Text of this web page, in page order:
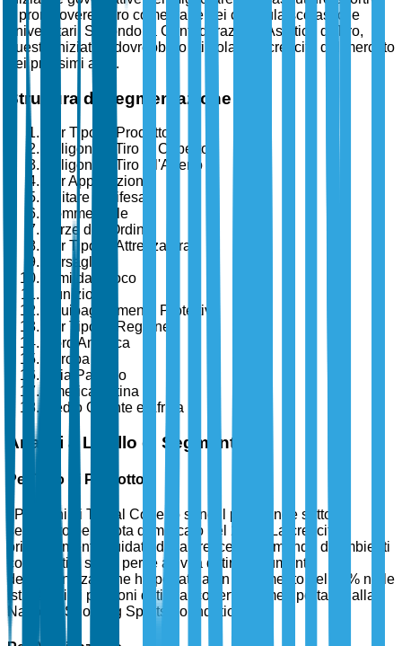
e promuovere il tiro come parte dei curricula scolastici e
universitari. Secondo la Confederazione Asiatica di Tiro,
queste iniziative dovrebbero stimolare la crescita del mercato
nei prossimi anni.
Struttura di Segmentazione
Per Tipo di Prodotto
Poligoni di Tiro al Coperto
Poligoni di Tiro all'Aperto
Per Applicazione
Militare e Difesa
Commerciale
Forze dell'Ordine
Per Tipo di Attrezzatura
Bersagli
Armi da Fuoco
Munizioni
Equipaggiamento Protettivo
Per Tipo di Regione
Nord America
Europa
Asia Pacifico
America Latina
Medio Oriente e Africa
Analisi a Livello di Segmento
Per Tipo di Prodotto
I Poligoni di Tiro al Coperto sono il più grande sotto-
segmento per quota di mercato nel 2025. La crescita è
principalmente guidata dalla crescente domanda di ambienti
controllati e sicuri per le attività di tiro. L'aumento
dell'urbanizzazione ha portato a un incremento del 35% nelle
istituzioni di poligoni di tiro al coperto, come riportato dalla
National Shooting Sports Foundation.